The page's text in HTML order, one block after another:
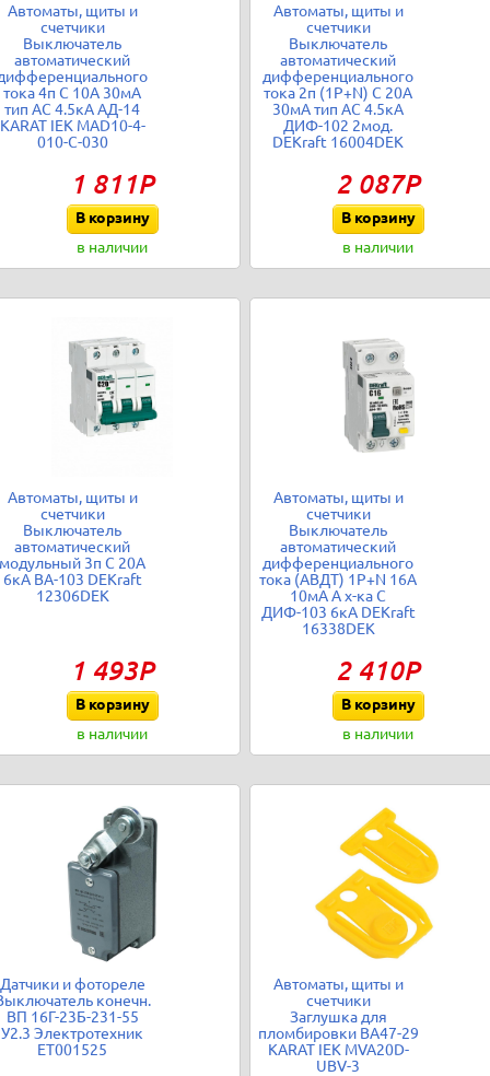
Автоматы, щиты и
счетчики
Выключатель
автоматический
тока 4п C 10А 30мА
тип AC 4.5кА АД-14
KARAT IEK MAD10-4-
010-C-030
1 811Р
В корзину
в наличии
Автоматы, щиты и
счетчики
Выключатель
автоматический
дифференциального
тока 2п (1P+N) C 20А
30мА тип AC 4.5кА
ДИФ-102 2мод.
DEKraft 16004DEK
2 087Р
В корзину
в наличии
Автоматы, щиты и
счетчики
Выключатель
автоматический
модульный 3п C 20А
6кА ВА-103 DEKraft
12306DEK
1 493Р
В корзину
в наличии
Автоматы, щиты и
счетчики
Выключатель
автоматический
дифференциального
тока (АВДТ) 1P+N 16А
10мА A х-ка C
ДИФ-103 6кА DEKraft
16338DEK
2 410Р
В корзину
в наличии
Датчики и фотореле
конечн.
ВП 16Г-23Б-231-55
У2.3 Электротехник
ET001525
Автоматы, щиты и
счетчики
Заглушка для
пломбировки ВА47-29
KARAT IEK MVA20D-
UBV-3